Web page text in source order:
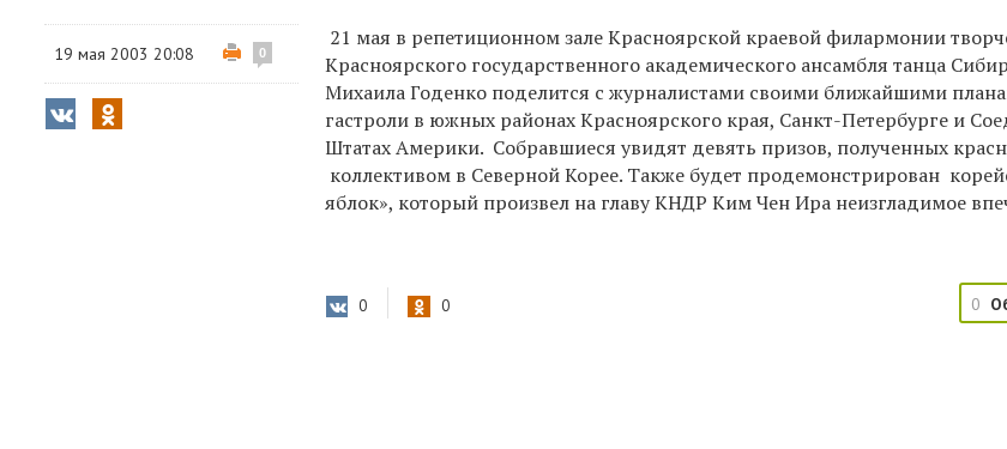
19 мая 2003 20:08 0
21 мая в репетиционном зале Красноярской краевой филармонии
Красноярского государственного академического ансамбля танца
Михаила Годенко поделится с журналистами своими ближайшими
гастроли в южных районах Красноярского края, Санкт-Петербурге и
Штатах Америки. Собравшиеся увидят девять призов, полученных
коллективом в Северной Корее. Также будет продемонстрирован
яблок», который произвел на главу КНДР Ким Чен Ира неизгладимое
0 0 0